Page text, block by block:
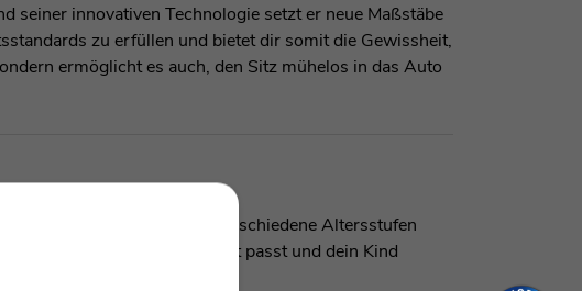
seiner innovativen Technologie setzt er neue Maßstäbe
zu erfüllen und bietet dir somit die Gewissheit,
ermöglicht es auch, den Sitz mühelos in das Auto
vielseitige Sitz ist für verschiedene Altersstufen
dass der Sit z immer perfekt passt und dein Kind